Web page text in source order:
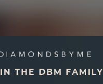
THE DBM FAMILY